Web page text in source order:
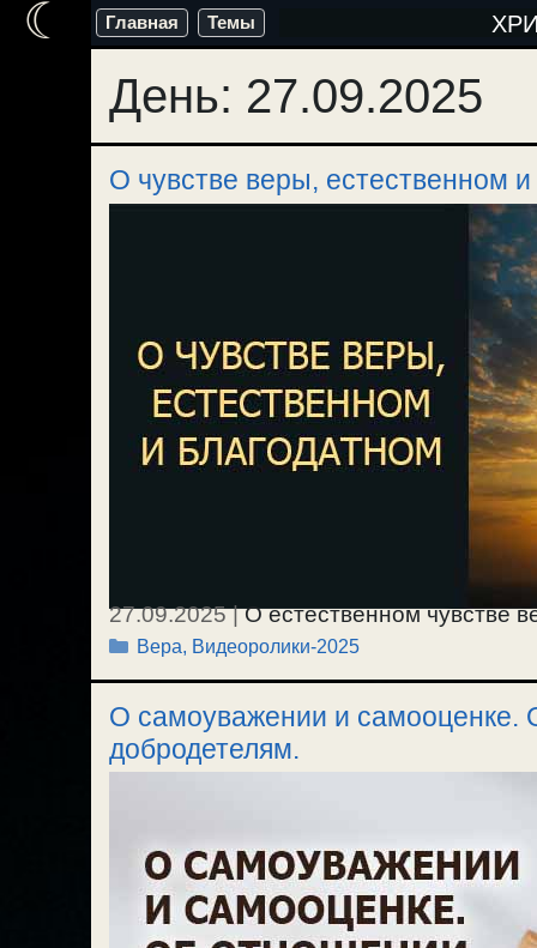
Перейти
содержимому
Главная Темы
День: 27.09.2025
О чувстве веры, естественном и
27.09.2025|О естественном чувстве
Рубрики
Вера, Видеоролики-2025
О самоуважении и самооценке.
добродетелям.
☾